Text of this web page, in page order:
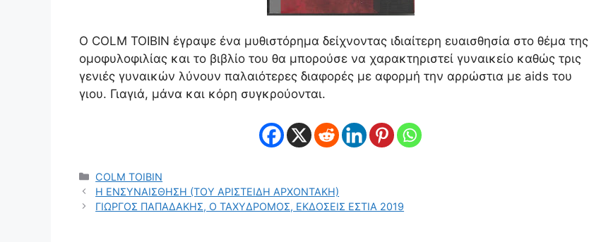
Ο COLM TOIBIN έγραψε ένα μυθιστόρημα δείχνοντας ιδιαίτερη ευαισθησία στο θέμα της
ομοφυλοφιλίας και το βιβλίο του θα μπορούσε να χαρακτηριστεί γυναικείο καθώς τρις
γενιές γυναικών λύνουν παλαιότερες διαφορές με αφορμή την αρρώστια με aids του
γιου. Γιαγιά, μάνα και κόρη συγκρούονται.
Κατηγορίες
COLM TOIBIN
Η ΕΝΣΥΝΑΙΣΘΗΣΗ (ΤΟΥ ΑΡΙΣΤΕΙΔΗ ΑΡΧΟΝΤΑΚΗ)
ΓΙΩΡΓΟΣ ΠΑΠΑΔΑΚΗΣ, Ο ΤΑΧΥΔΡΟΜΟΣ, ΕΚΔΟΣΕΙΣ ΕΣΤΙΑ 2019